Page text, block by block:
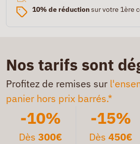
10% de réductionsur votre 1ère
Nos tarifs sont
Profitez de remises sur
panier hors prix barrés.*
-10%
Dès300€
-15%
Dès 450€